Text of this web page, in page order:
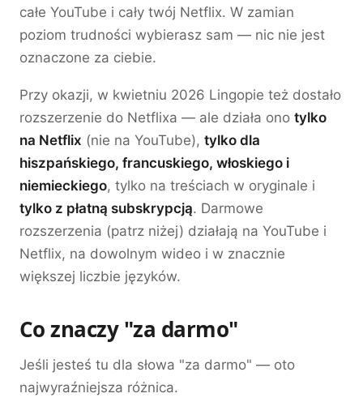
całe YouTube i cały twój Netflix. W zamian
poziom trudności wybierasz sam — nic nie jest
oznaczone za ciebie.
Przy okazji, w kwietniu 2026 Lingopie też dostało
rozszerzenie do Netflixa — ale działa ono tylko
na Netflix (nie na YouTube), tylko dla
hiszpańskiego, francuskiego, włoskiego i
niemieckiego, tylko na treściach w oryginale i
tylko z płatną subskrypcją. Darmowe
rozszerzenia (patrz niżej) działają na YouTube i
Netflix, na dowolnym wideo i w znacznie
większej liczbie języków.
Co znaczy "za darmo"
Jeśli jesteś tu dla słowa "za darmo" — oto
najwyraźniejsza różnica.